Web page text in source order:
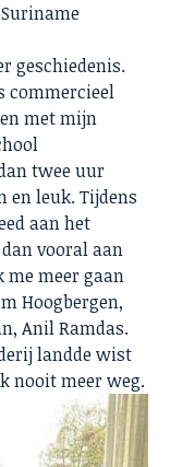
geschiedenis.
commercieel
met mijn
twee uur
en leuk. Tijdens
aan het
vooral aan
me meer gaan
Hoogbergen,
Anil Ramdas.
landde wist
nooit meer weg.